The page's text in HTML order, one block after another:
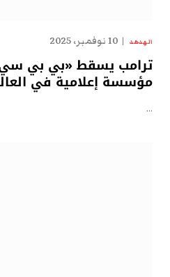
الهدهد 10 نوفمبر، 2025
ترامب يسقط «بي بي
مؤسسة إعلامية في
…